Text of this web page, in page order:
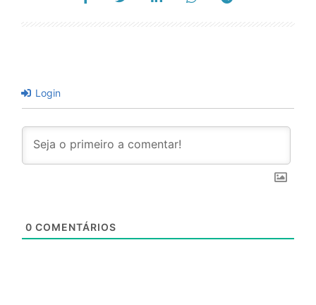
Login
0 COMENTÁRIOS